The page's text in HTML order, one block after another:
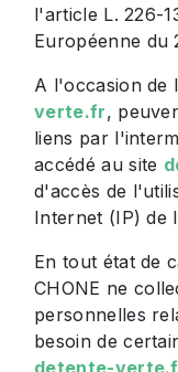
l'article L. 226-
Européenne du
A l'occasion de
verte.fr,
liens par
accédé au site
d'accès de
Internet (IP) de
En tout état de
CHONE ne
personnelles
besoin de
detente-